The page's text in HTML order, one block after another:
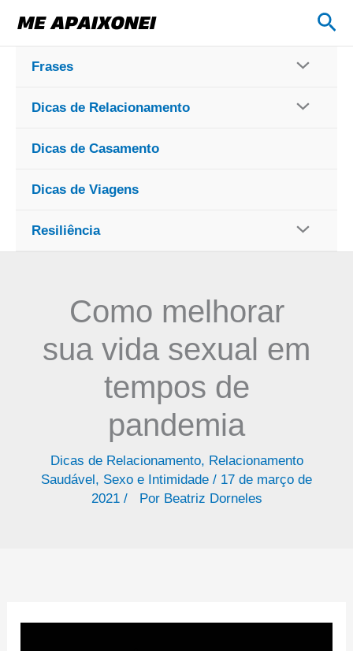
para
conteúdo
Frases
Dicas de Relacionamento
Dicas de Casamento
Dicas de Viagens
Resiliência
Como melhorar
sua vida sexual em
tempos de
pandemia
Dicas de Relacionamento, Relacionamento
Saudável, Sexo e Intimidade / 17 de março de
2021 / Por Beatriz Dorneles